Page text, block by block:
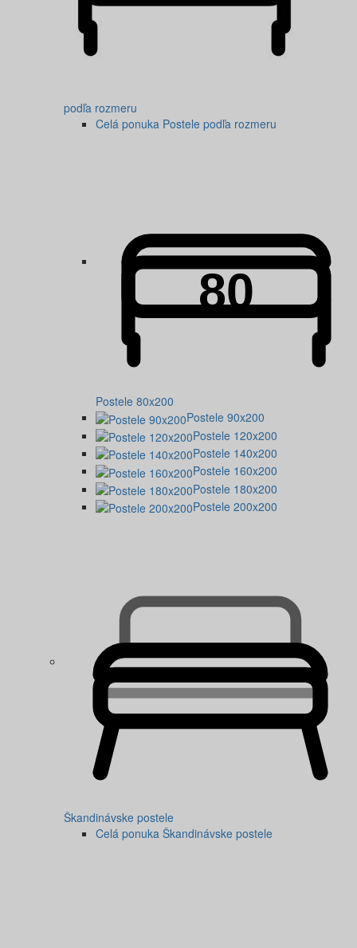
podľa rozmeru
Celá ponuka Postele podľa rozmeru
Postele 80x200
Postele 90x200
Postele 120x200
Postele 140x200
Postele 160x200
Postele 180x200
Postele 200x200
Škandinávske postele
Celá ponuka Škandinávske postele